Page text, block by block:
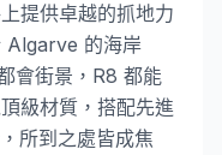
提供卓越的抓地力
Algarve 的海岸
會街景，R8 都能
級材質，搭配先進
所到之處皆成焦